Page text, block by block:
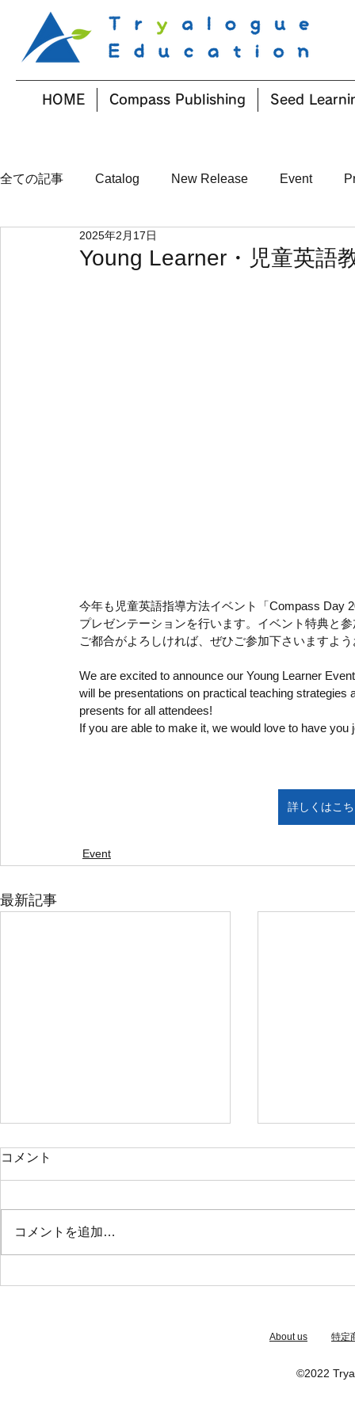
HOME Compass Publishing Seed
全ての記事 Catalog New Release Event
Young Learner・児童英語
2025年2月17日
今年も児童英語指導方法イベント「Compass Day
プレゼンテーションを行います。イベント特典と
ご都合がよろしければ、ぜひご参加下さいますよ
We are excited to announce our Young Learner
will be presentations on practical teaching
presents for all attendees!
If you are able to make it, we would love to have
詳しくはこ
Event
最新記事
コメント
コメントを追加…
​About us 特定
©2022